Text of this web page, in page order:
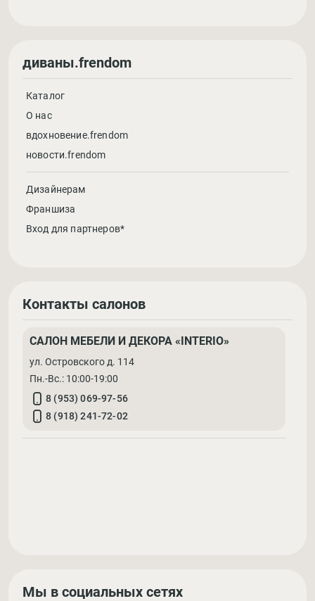
диваны.frendom
Каталог
О нас
вдохновение.frendom
новости.frendom
Дизайнерам
Франшиза
Вход для партнеров*
Контакты салонов
САЛОН МЕБЕЛИ И ДЕКОРА «INTERIO»
ул. Островского д. 114
Пн.-Вс.: 10:00-19:00
8 (953) 069-97-56
8 (918) 241-72-02
Мы в социальных сетях